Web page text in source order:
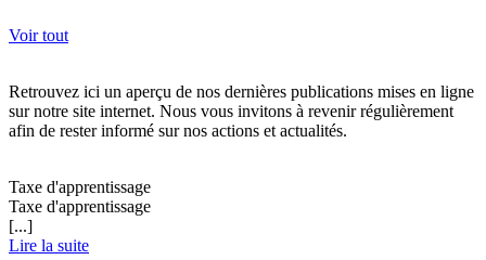
Voir tout
Retrouvez ici un aperçu de nos dernières publications mises en ligne
sur notre site internet. Nous vous invitons à revenir régulièrement
afin de rester informé sur nos actions et actualités.
Taxe d'apprentissage
Taxe d'apprentissage
[...]
Lire la suite